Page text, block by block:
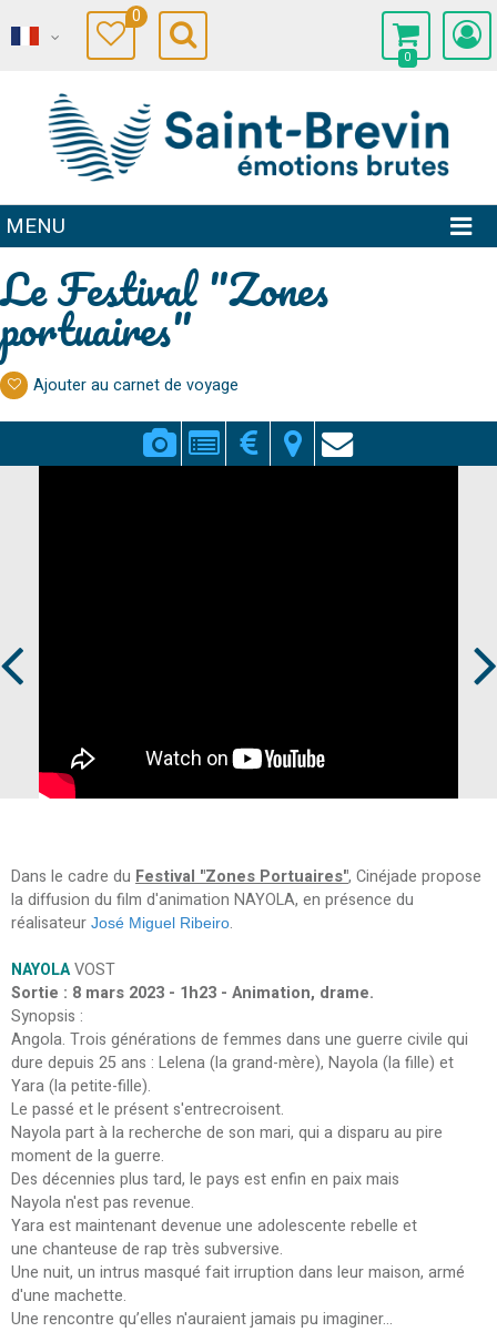
0
0
MENU
Le Festival "Zones
portuaires"
Ajouter au carnet de voyage
Dans le cadre du Festival "Zones Portuaires", Cinéjade propose
la diffusion du film d'animation NAYOLA, en présence du
réalisateur José Miguel Ribeiro.
NAYOLAVOST
Sortie : 8 mars 2023 - 1h23 - Animation, drame.
Synopsis :
Angola. Trois générations de femmes dans une guerre civile qui
dure depuis 25 ans : Lelena (la grand-mère), Nayola (la fille) et
Yara (la petite-fille).
Le passé et le présent s'entrecroisent.
Nayola part à la recherche de son mari, qui a disparu au pire
moment de la guerre.
Des décennies plus tard, le pays est enfin en paix mais
Nayola n'est pas revenue.
Yara est maintenant devenue une adolescente rebelle et
une chanteuse de rap très subversive.
Une nuit, un intrus masqué fait irruption dans leur maison, armé
d'une machette.
Une rencontre qu’elles n'auraient jamais pu imaginer...